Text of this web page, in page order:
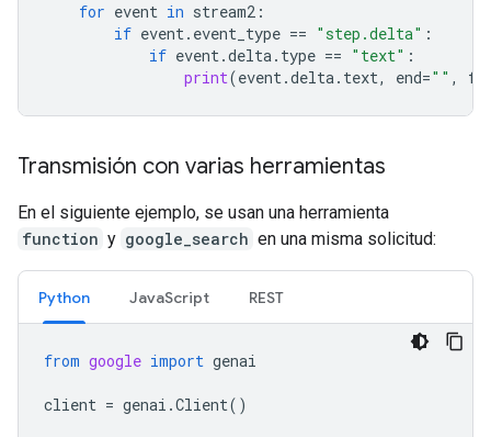
for event in stream2 :
if event. event_type == "step.delta" :
if event.delta. type == "text" :
print(event.delta. text, end="" ,
Transmisión con varias herramientas
En el siguiente ejemplo, se usan una herramienta
function y google_search en una misma solicitud:
Python JavaScript REST
from google import genai
client = genai .Client()